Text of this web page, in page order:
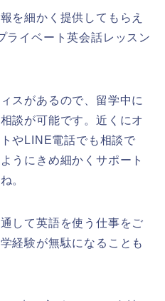
を細かく提供してもらえ
ライベート英会話レッスン
スがあるので、留学中に
談が可能です。近くにオ
やLINE電話でも相談で
うにきめ細かくサポート
。
して英語を使う仕事をご
経験が無駄になることも